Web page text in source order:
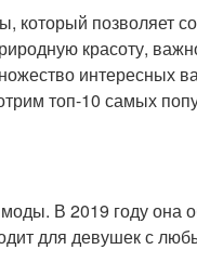
позволяет
красоту,
интересных
топ-10 самых
В 2019 году она
для девушек с